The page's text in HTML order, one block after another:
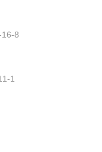
8
1